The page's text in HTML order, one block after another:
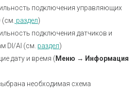
подключения управляющих
(см. раздел)
подключения датчиков и
DI/AI (см. раздел)
дату и время ( Меню → Информация
необходимая схема